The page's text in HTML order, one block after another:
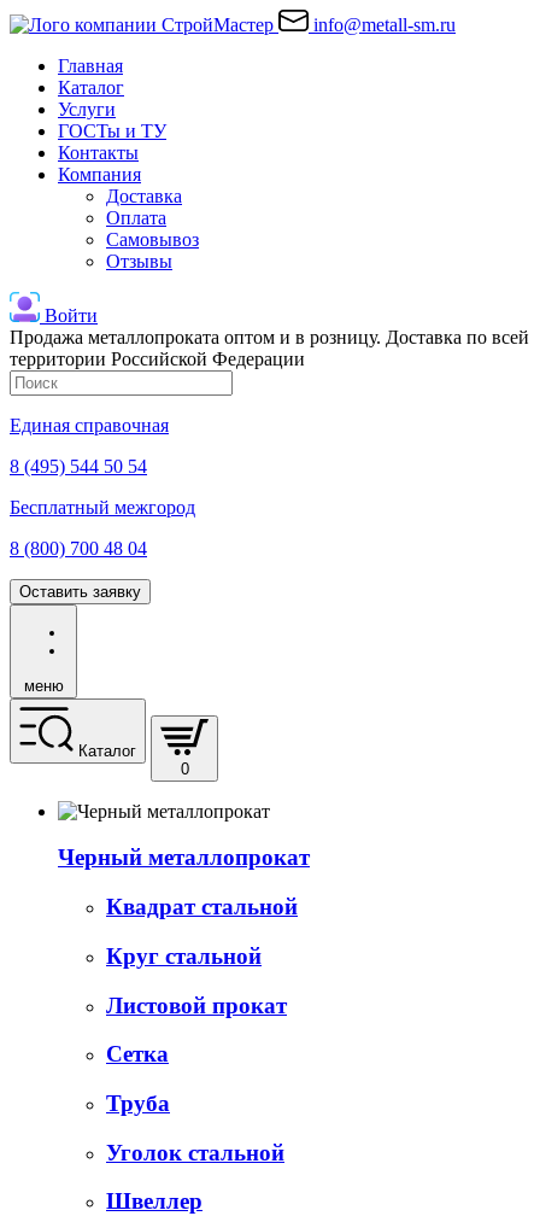
info@metall-sm.ru
Главная
Каталог
Услуги
ГОСТы и ТУ
Контакты
Компания
Доставка
Оплата
Самовывоз
Отзывы
Войти
Продажа металлопроката оптом и в розницу. Доставка по всей
территории Российской Федерации
Единая справочная
8 (495) 544 50 54
Бесплатный межгород
8 (800) 700 48 04
Оставить заявку
меню
Каталог
0
Черный металлопрокат
Квадрат стальной
Круг стальной
Листовой прокат
Сетка
Труба
Уголок стальной
Швеллер